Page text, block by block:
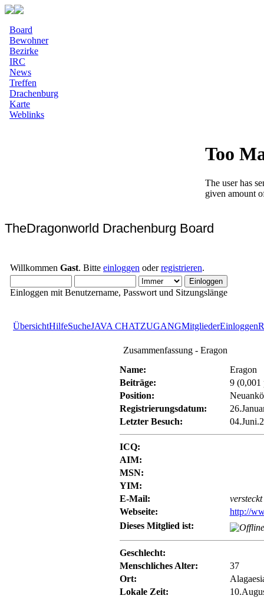
Board
Bewohner
Bezirke
IRC
News
Treffen
Drachenburg
Karte
Weblinks
TheDragonworld Drachenburg Board
Willkommen Gast. Bitte einloggen oderregistrieren.
Einloggen mit Benutzername, Passwort und Sitzungslänge
ÜbersichtHilfeSucheJAVA CHATZUGANGMitgliederEinloggen
Zusammenfassung - Eragon
Name:
Eragon
Beiträge:
9 (0,001
Position:
Registrierungsdatum:
Letzter Besuch:
ICQ:
AIM:
MSN:
YIM:
E-Mail:
versteckt
Webseite:
http://
Dieses Mitglied ist:
Geschlecht:
Menschliches Alter:
37
Ort:
Lokale Zeit: